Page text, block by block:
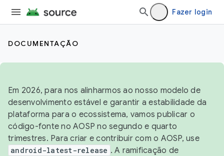
Fazer login
DOCUMENTAÇÃO
Em 2026, para nos alinharmos ao nosso modelo de
desenvolvimento estável e garantir a estabilidade da
plataforma para o ecossistema, vamos publicar o
código-fonte no AOSP no segundo e quarto
trimestres. Para criar e contribuir com o AOSP, use
android-latest-release . A ramificação de